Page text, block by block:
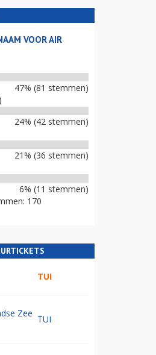
VOOR AIR
47% (81 stemmen)
24% (42 stemmen)
21% (36 stemmen)
6% (11 stemmen)
170
TUI
Zee
TUI